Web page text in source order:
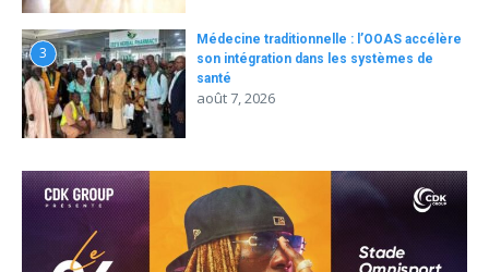
3
Médecine traditionnelle : l’OOAS accélère
son intégration dans les systèmes de
santé
août 7, 2026